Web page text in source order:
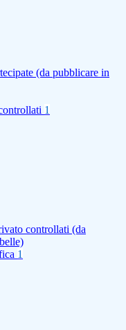
(da pubblicare in
1
controllati (da
1